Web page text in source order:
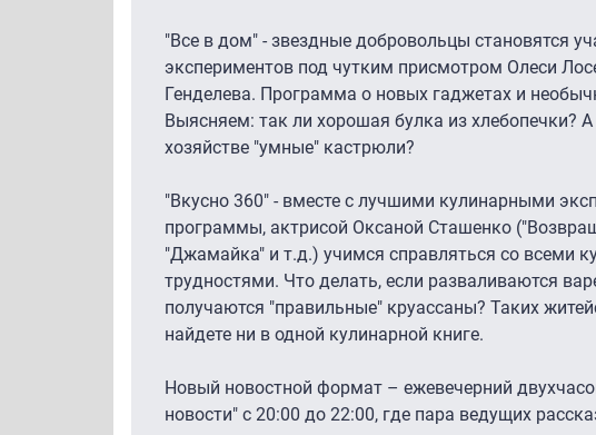
"Все в дом" - звездные добровольцы становятся
экспериментов под чутким присмотром Олеси
Генделева. Программа о новых гаджетах и
Выясняем: так ли хорошая булка из хлебопечки?
хозяйстве "умные" кастрюли?
"Вкусно 360" - вместе с лучшими кулинарными
программы, актрисой Оксаной Сташенко
"Джамайка" и т.д.) учимся справляться со всеми
трудностями. Что делать, если разваливаются
получаются "правильные" круассаны? Таких
найдете ни в одной кулинарной книге.
Новый новостной формат – ежевечерний
новости" с 20:00 до 22:00, где пара ведущих